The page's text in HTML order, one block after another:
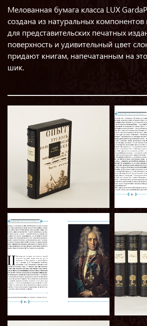
Мелованная бумага класса LUX
создана из натуральных
для представительских печатных
поверхность и удивительный цвет
придают книгам, напечатанным на
шик.